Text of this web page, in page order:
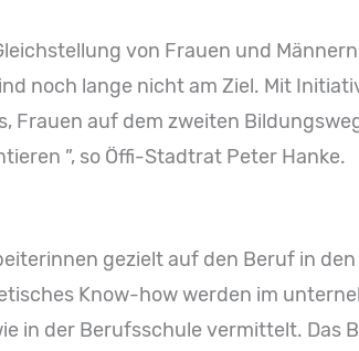
von Frauen und
noch lange nicht am Ziel. Mit
Frauen auf dem zweiten
”, so Öffi-Stadtrat Peter Hanke.
gezielt auf den Beruf in
Know-how werden im
in der Berufsschule vermittelt. Das